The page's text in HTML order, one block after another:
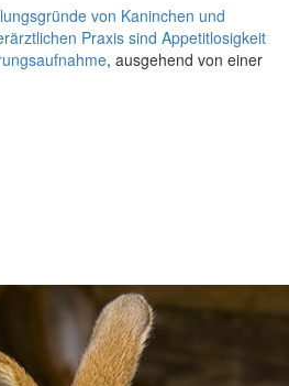
von Kaninchen und
Praxis sind Appetitlosigkeit
, ausgehend von einer